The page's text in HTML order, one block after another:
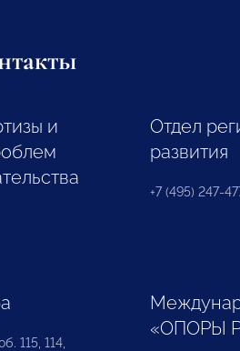
и
Отдел
развития
+7 (495) 247-
115, 114,
«ОПОРЫ